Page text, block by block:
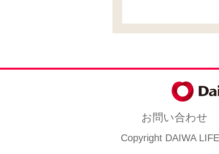
お問い合わせ
Copyright DAIWA